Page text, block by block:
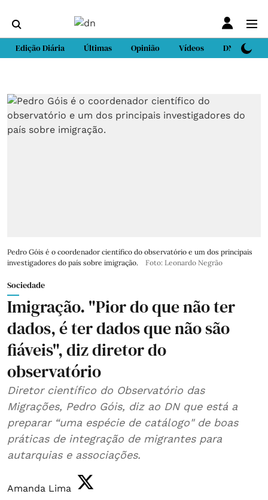
Edição Diária Últimas Opinião Vídeos DN Sport
Pedro Góis é o coordenador científico do observatório e um dos principais
investigadores do país sobre imigração.
Foto: Leonardo Negrão
Sociedade
Imigração. "Pior do que não ter
dados, é ter dados que não são
fiáveis", diz diretor do
observatório
Diretor científico do Observatório das
Migrações, Pedro Góis, diz ao DN que está a
preparar “uma espécie de catálogo" de boas
práticas de integração de migrantes para
autarquias e associações.
Amanda Lima